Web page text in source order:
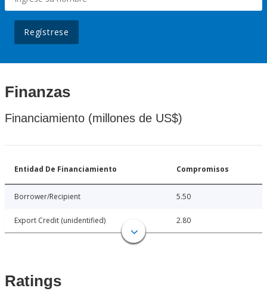
Regístrese
Finanzas
Financiamiento (millones de US$)
Entidad De Financiamiento Compromisos
Borrower/Recipient 5.50
Export Credit (unidentified) 2.80
Ratings